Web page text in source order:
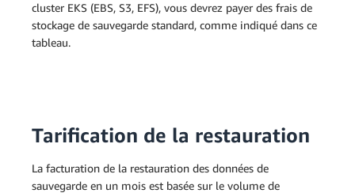
cluster EKS (EBS, S3, EFS), vous devrez payer des frais de
stockage de sauvegarde standard, comme indiqué dans ce
tableau.
Tarification de la restauration
La facturation de la restauration des données de
sauvegarde en un mois est basée sur le volume de